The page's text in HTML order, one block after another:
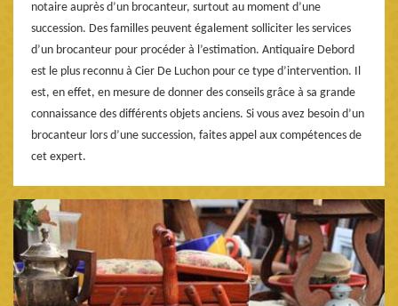
notaire auprès d’un brocanteur, surtout au moment d’une
succession. Des familles peuvent également solliciter les services
d’un brocanteur pour procéder à l’estimation. Antiquaire Debord
est le plus reconnu à Cier De Luchon pour ce type d’intervention. Il
est, en effet, en mesure de donner des conseils grâce à sa grande
connaissance des différents objets anciens. Si vous avez besoin d’un
brocanteur lors d’une succession, faites appel aux compétences de
cet expert.